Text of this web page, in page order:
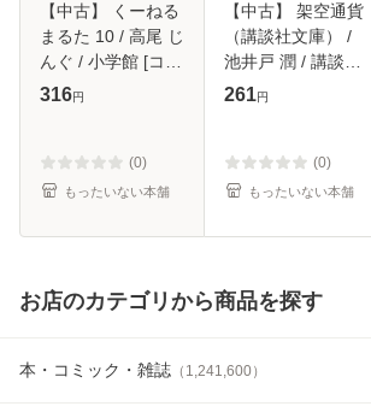
【中古】 くーねる
まるた 10 / 高尾 じ
んぐ / 小学館 [コミ
ック]【メール便送
316円
(0)
もったいない本舗
【中古】 架空通貨
（講談社文庫） /
池井戸 潤 / 講談社
[文庫]【メール便送
261円
(0)
もったいない本舗
お店のカテゴリから商品を探す
本・コミック・雑誌 （ 1,241,600）